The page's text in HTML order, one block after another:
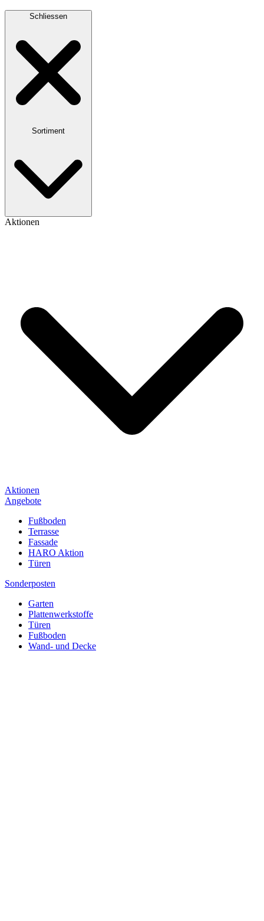
Schliessen
Sortiment
Aktionen
Aktionen
Angebote
Fußboden
Terrasse
Fassade
HARO Aktion
Türen
Sonderposten
Garten
Plattenwerkstoffe
Türen
Fußboden
Wand- und Decke